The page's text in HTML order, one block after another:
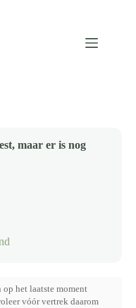
maar er is nog
het laatste moment
vóór vertrek daarom